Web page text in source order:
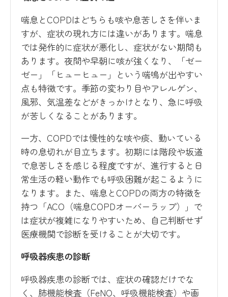
喘息とCOPDはどちらも咳や息苦しさを伴いま
すが、症状の現れ方には違いがあります。喘息
では発作的に症状が悪化し、症状がない期間も
あります。夜間や早朝に咳が強くなり、「ゼー
ゼー」「ヒューヒュー」という喘鳴が出やすい
点も特徴です。季節の変わり目やアレルゲン、
風邪、気温差などがきっかけとなり、急に呼吸
が苦しくなることがあります。
一方、COPDでは慢性的な咳や痰、動いている
時の息切れが目立ちます。初期には階段や坂道
で息苦しさを感じる程度ですが、進行すると日
常生活の軽い動作でも呼吸困難が起こるように
なります。また、喘息とCOPDの両方の特徴を
持つ「ACO（喘息COPDオーバーラップ）」で
は症状が複雑になりやすいため、自己判断せず
医療機関で診断を受けることが大切です。
呼吸器疾患の診断
呼吸器疾患の診断では、症状の確認だけでな
く、肺機能検査（FeNO、呼吸機能検査）や画